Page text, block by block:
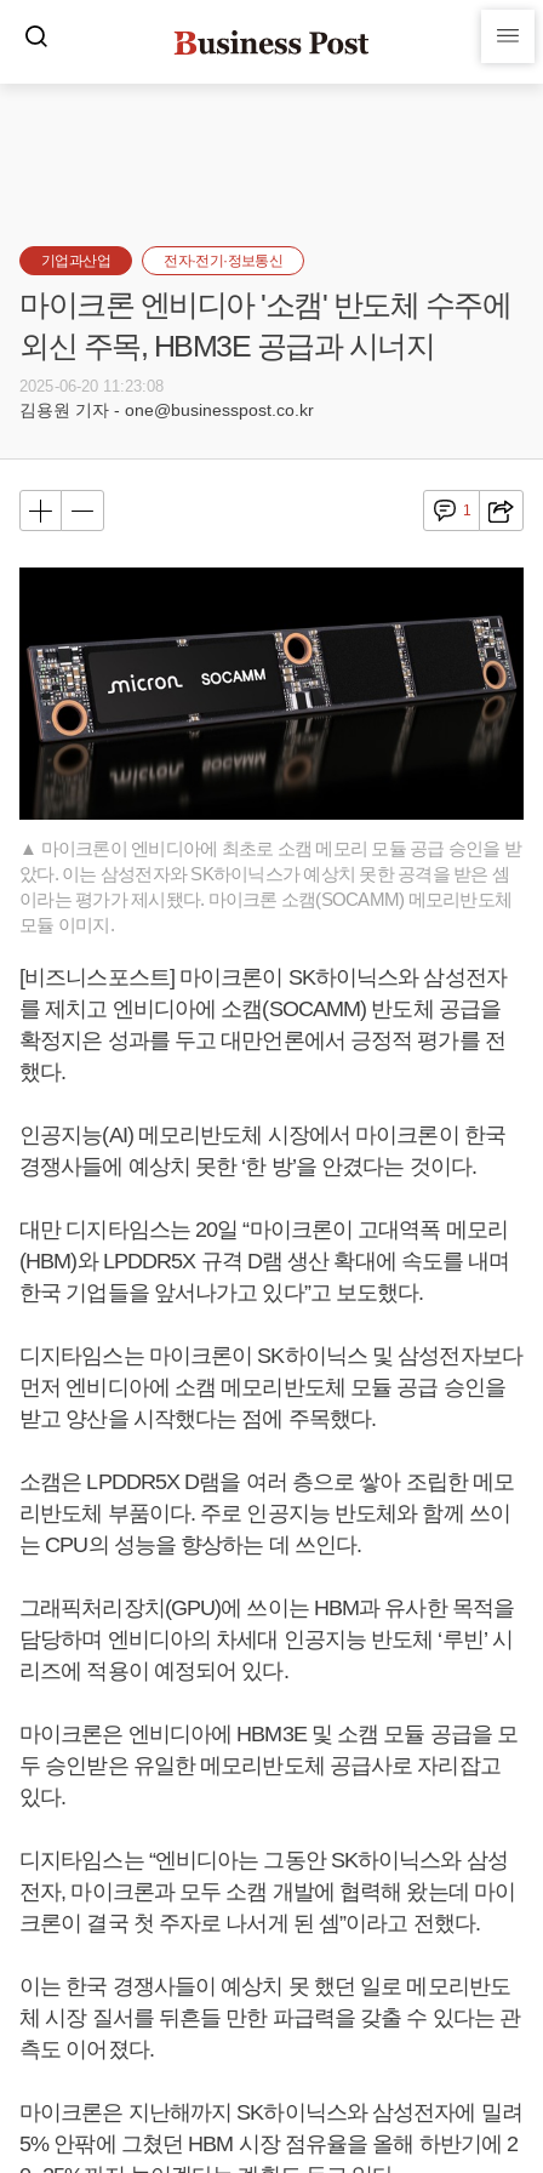
기업과산업 전자·전기·정보통신
마이크론 엔비디아 '소캠' 반도체 수주에
외신 주목, HBM3E 공급과 시너지
2025-06-20 11:23:08
김용원 기자 - one@businesspost.co.kr
1
▲ 마이크론이 엔비디아에 최초로 소캠 메모리 모듈 공급 승인을 받
았다. 이는 삼성전자와 SK하이닉스가 예상치 못한 공격을 받은 셈
이라는 평가가 제시됐다. 마이크론 소캠(SOCAMM) 메모리반도체
모듈 이미지.
[비즈니스포스트] 마이크론이 SK하이닉스와 삼성전자
를 제치고 엔비디아에 소캠(SOCAMM) 반도체 공급을
확정지은 성과를 두고 대만언론에서 긍정적 평가를 전
했다.
인공지능(AI) 메모리반도체 시장에서 마이크론이 한국
경쟁사들에 예상치 못한 ‘한 방’을 안겼다는 것이다.
대만 디지타임스는 20일 “마이크론이 고대역폭 메모리
(HBM)와 LPDDR5X 규격 D램 생산 확대에 속도를 내며
한국 기업들을 앞서나가고 있다”고 보도했다.
디지타임스는 마이크론이 SK하이닉스 및 삼성전자보다
먼저 엔비디아에 소캠 메모리반도체 모듈 공급 승인을
받고 양산을 시작했다는 점에 주목했다.
소캠은 LPDDR5X D램을 여러 층으로 쌓아 조립한 메모
리반도체 부품이다. 주로 인공지능 반도체와 함께 쓰이
는 CPU의 성능을 향상하는 데 쓰인다.
그래픽처리장치(GPU)에 쓰이는 HBM과 유사한 목적을
담당하며 엔비디아의 차세대 인공지능 반도체 ‘루빈’ 시
리즈에 적용이 예정되어 있다.
마이크론은 엔비디아에 HBM3E 및 소캠 모듈 공급을 모
두 승인받은 유일한 메모리반도체 공급사로 자리잡고
있다.
디지타임스는 “엔비디아는 그동안 SK하이닉스와 삼성
전자, 마이크론과 모두 소캠 개발에 협력해 왔는데 마이
크론이 결국 첫 주자로 나서게 된 셈”이라고 전했다.
이는 한국 경쟁사들이 예상치 못 했던 일로 메모리반도
체 시장 질서를 뒤흔들 만한 파급력을 갖출 수 있다는 관
측도 이어졌다.
마이크론은 지난해까지 SK하이닉스와 삼성전자에 밀려
5% 안팎에 그쳤던 HBM 시장 점유율을 올해 하반기에 2